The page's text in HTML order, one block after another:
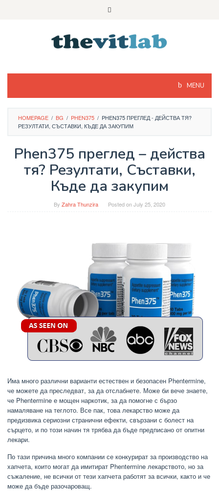
MENU
HOMEPAGE / BG / PHEN375 / PHEN375 ПРЕГЛЕД - ДЕЙСТВА ТЯ?
РЕЗУЛТАТИ, СЪСТАВКИ, КЪДЕ ДА ЗАКУПИМ
Phen375 преглед – действа
тя? Резултати, Съставки,
Къде да закупим
By Zahra Thunzira Posted onJuly 25, 2020
Има много различни варианти естествен и безопасен Phentermine,
че можете да преследват, за да отслабнете. Може би вече знаете,
че Phentermine е мощен наркотик, за да помогне с бързо
намаляване на теглото. Все пак, това лекарство може да
предизвика сериозни странични ефекти, свързани с болест на
сърцето, и по този начин тя трябва да бъде предписано от опитни
лекари.
По тази причина много компании се конкурират за производство на
хапчета, които могат да имитират Phentermine лекарството, но за
съжаление, не всички от тези хапчета работят за всички, както и че
може да бъде разочароващ.